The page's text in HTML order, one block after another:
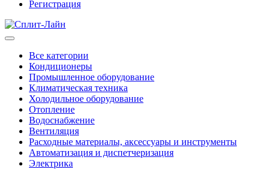
Регистрация
Все категории
Кондиционеры
Промышленное оборудование
Климатическая техника
Холодильное оборудование
Отопление
Водоснабжение
Вентиляция
Расходные материалы, аксессуары и инструменты
Автоматизация и диспетчеризация
Электрика